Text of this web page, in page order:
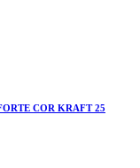
COR KRAFT 25